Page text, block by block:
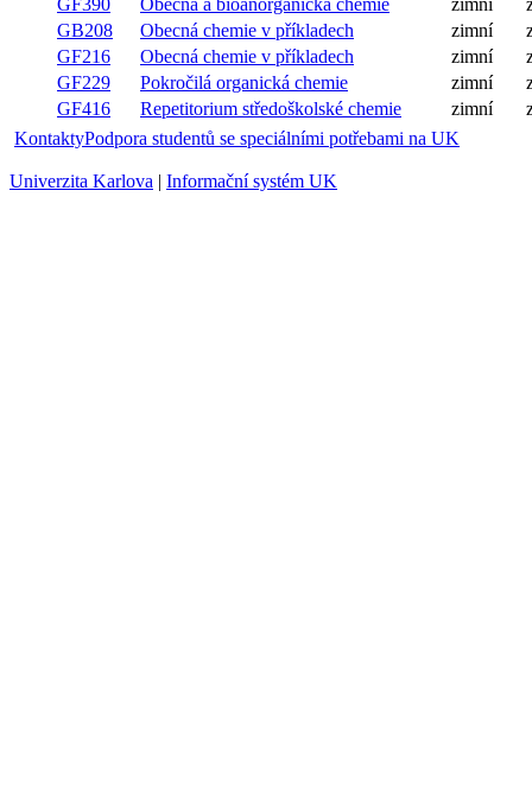
GF390
Obecná a bioanorganická chemie zimní
GB208
Obecná chemie v příkladech zimní
GF216
Obecná chemie v příkladech zimní
GF229
Pokročilá organická chemie zimní
GF416
Repetitorium středoškolské chemie zimní
KontaktyPodpora studentů se speciálními potřebami na UK
Univerzita Karlova | Informační systém UK